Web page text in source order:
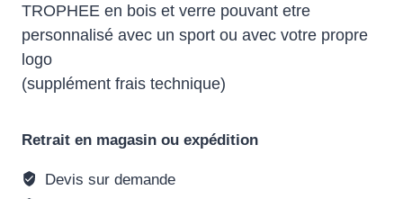
TROPHEE en bois et verre pouvant etre
personnalisé avec un sport ou avec votre propre
logo
(supplément frais technique)
Retrait en magasin ou expédition
Devis sur demande